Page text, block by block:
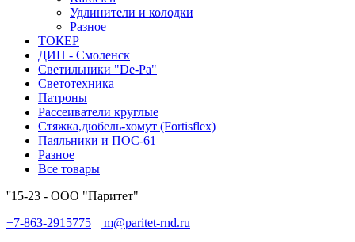
Удлинители и колодки
Разное
ТОКЕР
ДИП - Смоленск
Светильники "De-Pa"
Светотехника
Патроны
Рассеиватели круглые
Стяжка,дюбель-хомут (Fortisflex)
Паяльники и ПОС-61
Разное
Все товары
''15-23 - ООО "Паритет"
+7-863-2915775
m@paritet-rnd.ru